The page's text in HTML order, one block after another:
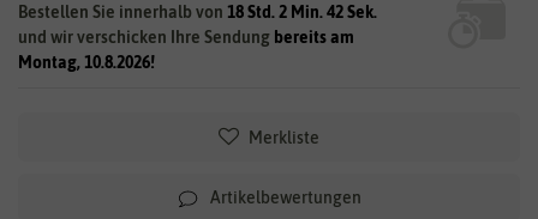
Bestellen Sie innerhalb von 18 Std. 2 Min. 42 Sek.
und wir verschicken Ihre Sendung bereits am
Montag, 10.8.2026!
Merkliste
Artikelbewertungen